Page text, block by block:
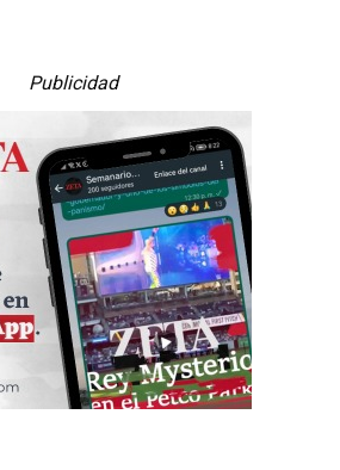
Publicidad